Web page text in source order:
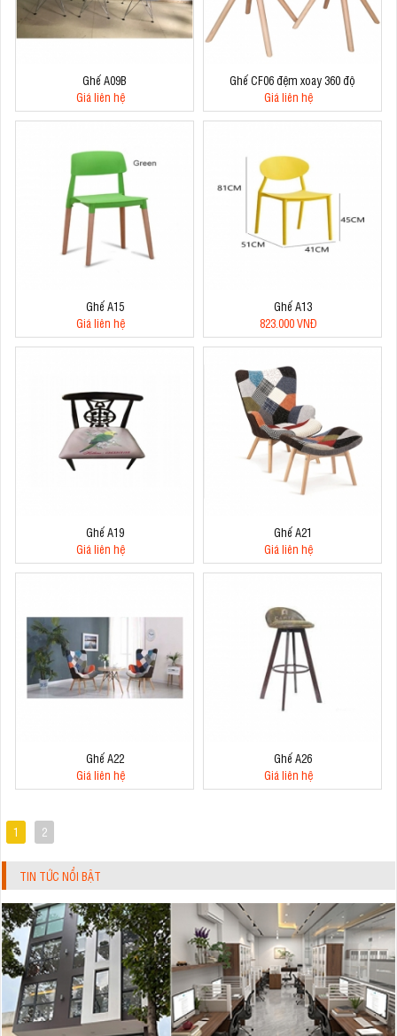
Ghế A09B
Giá liên hệ
Ghế CF06 đệm xoay 360 độ
Giá liên hệ
Ghế A15
Giá liên hệ
Ghế A13
823.000 VNĐ
Ghế A19
Giá liên hệ
Ghế A21
Giá liên hệ
Ghế A22
Giá liên hệ
Ghế A26
Giá liên hệ
1 2
TIN TỨC NỔI BẬT